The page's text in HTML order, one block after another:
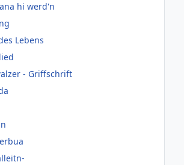
hi werd'n
Lebens
- Griffschrift